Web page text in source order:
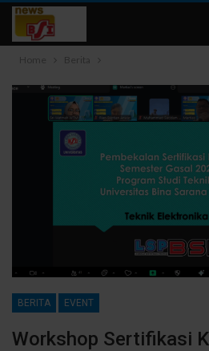
Home Berita
BERITA EVENT
Workshop Sertifikasi